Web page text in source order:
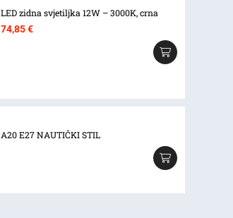
LED zidna svjetiljka 12W – 3000K, crna
74,85€
A20 E27 NAUTIČKI STIL